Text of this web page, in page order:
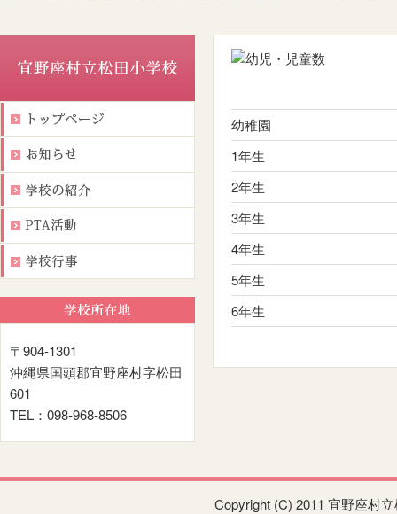
〒904-1301
沖縄県国頭郡宜野座村字松田
601
TEL：098-968-8506
幼稚園
1年生
2年生
3年生
4年生
5年生
6年生
Copyright (C) 2011 宜野座村